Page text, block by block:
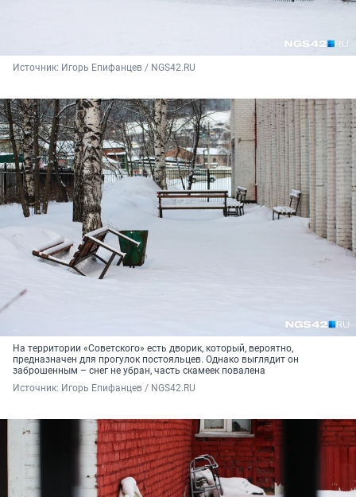
Источник: Игорь Епифанцев / NGS42.RU
На территории «Советского» есть дворик, который, вероятно,
предназначен для прогулок постояльцев. Однако выглядит он
заброшенным – снег не убран, часть скамеек повалена
Источник: Игорь Епифанцев / NGS42.RU